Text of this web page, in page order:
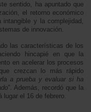
sentido, ha apuntado que
el retorno económico
y la complejidad,
de innovación.
las características de los
hincapié en que la
en acelerar los procesos
crezcan lo más rápido
a prueba y evaluar si ha
”. Además, recordó que la
lugar el 16 de febrero.